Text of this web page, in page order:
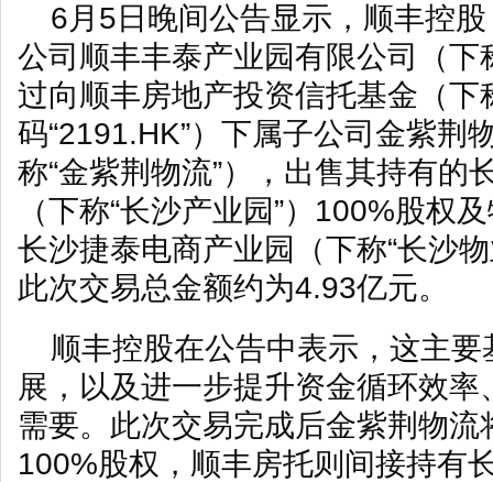
6月5日晚间公告显示，顺丰控
公司顺丰丰泰产业园有限公司（下
过向顺丰房地产投资信托基金（下
码“2191.HK”）下属子公司金紫荆
称“金紫荆物流”），出售其持有的
（下称“长沙产业园”）100%股权
长沙捷泰电商产业园（下称“长沙
此次交易总金额约为4.93亿元。
顺丰控股在公告中表示，这主
展，以及进一步提升资金循环效
需要。此次交易完成后金紫荆物
100%股权，顺丰房托则间接持有